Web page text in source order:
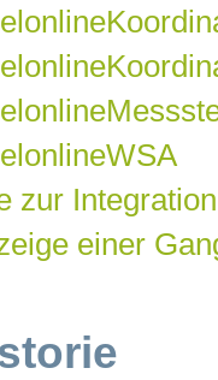
zur
einer